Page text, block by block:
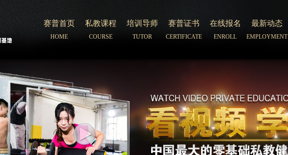
赛普首页
HOME
私教课程
COURSE
培训导师
TUTOR
赛普证书
CERTIFICATE
在线报名
ENROLL
最新动态
EMPLOYMENT